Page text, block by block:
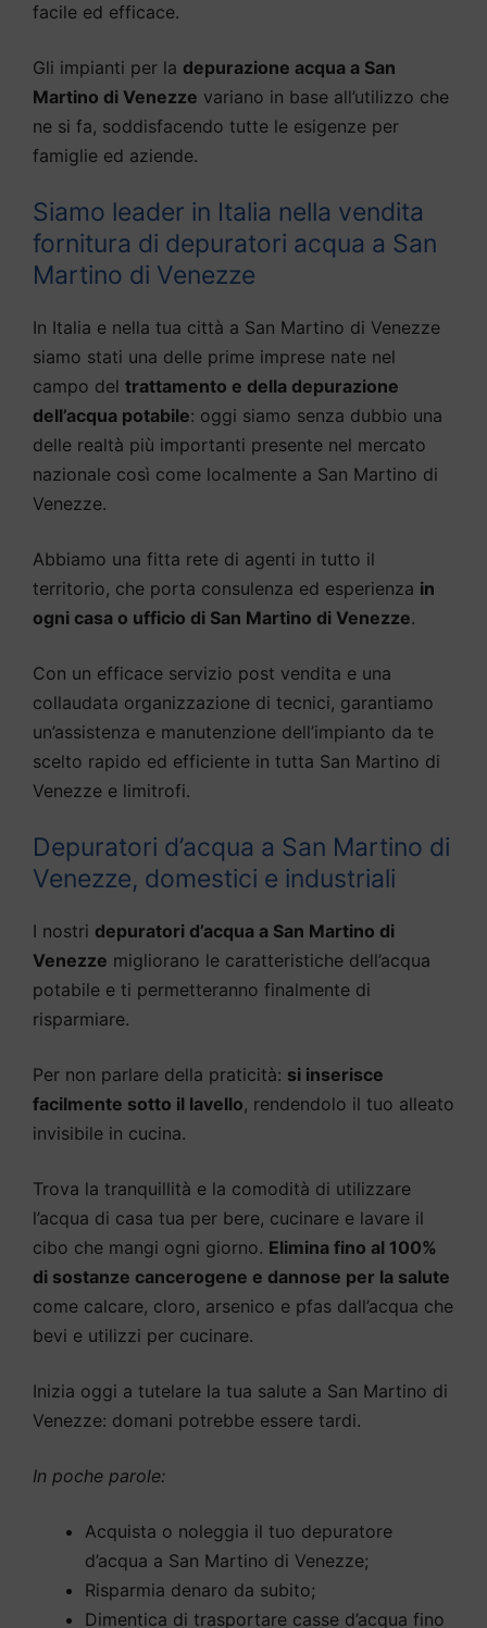
facile ed efficace.
Gli impianti per la depurazione acqua a San
Martino di Venezze variano in base all’utilizzo che
ne si fa, soddisfacendo tutte le esigenze per
famiglie ed aziende.
Siamo leader in Italia nella vendita
fornitura di depuratori acqua a San
Martino di Venezze
In Italia e nella tua città a San Martino di Venezze
siamo stati una delle prime imprese nate nel
campo del trattamento e della depurazione
dell’acqua potabile: oggi siamo senza dubbio una
delle realtà più importanti presente nel mercato
nazionale così come localmente a San Martino di
Venezze.
Abbiamo una fitta rete di agenti in tutto il
territorio, che porta consulenza ed esperienza in
ogni casa o ufficio di San Martino di Venezze.
Con un efficace servizio post vendita e una
collaudata organizzazione di tecnici, garantiamo
un’assistenza e manutenzione dell’impianto da te
scelto rapido ed efficiente in tutta San Martino di
Venezze e limitrofi.
Depuratori d’acqua a San Martino di
Venezze, domestici e industriali
I nostri depuratori d’acqua a San Martino di
Venezze migliorano le caratteristiche dell’acqua
potabile e ti permetteranno finalmente di
risparmiare.
Per non parlare della praticità: si inserisce
facilmente sotto il lavello, rendendolo il tuo alleato
invisibile in cucina.
Trova la tranquillità e la comodità di utilizzare
l’acqua di casa tua per bere, cucinare e lavare il
cibo che mangi ogni giorno. Elimina fino al 100%
di sostanze cancerogene e dannose per la salute
come calcare, cloro, arsenico e pfas dall’acqua che
bevi e utilizzi per cucinare.
Inizia oggi a tutelare la tua salute a San Martino di
Venezze: domani potrebbe essere tardi.
In poche parole:
Acquista o noleggia il tuo depuratore
d’acqua a San Martino di Venezze;
Risparmia denaro da subito;
Dimentica di trasportare casse d’acqua fino